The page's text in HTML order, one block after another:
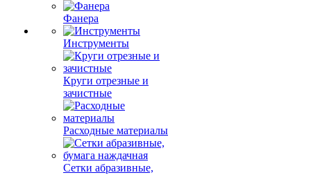
Фанера
Инструменты
Круги отрезные и
зачистные
Расходные материалы
Сетки абразивные,